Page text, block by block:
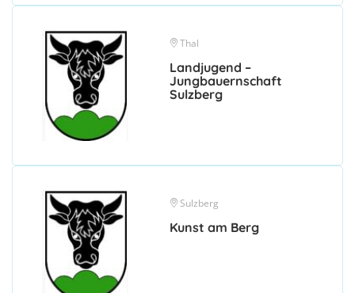
Thal
Landjugend –
Jungbauernschaft
Sulzberg
Sulzberg
Kunst am Berg